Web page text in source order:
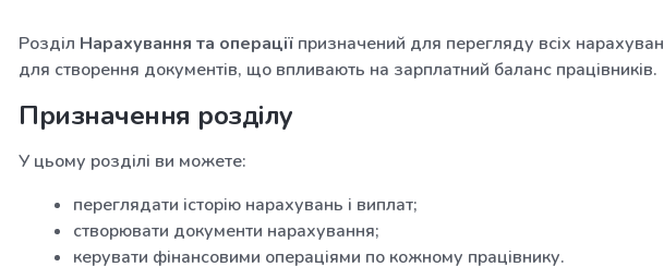
Розділ Нарахування та операції призначений для перегляду всіх
для створення документів, що впливають на зарплатний баланс працівників.
Призначення розділу
У цьому розділі ви можете:
переглядати історію нарахувань і виплат;
створювати документи нарахування;
керувати фінансовими операціями по кожному працівнику.